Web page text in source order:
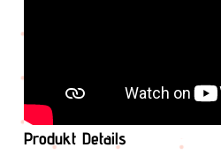
Produkt Details